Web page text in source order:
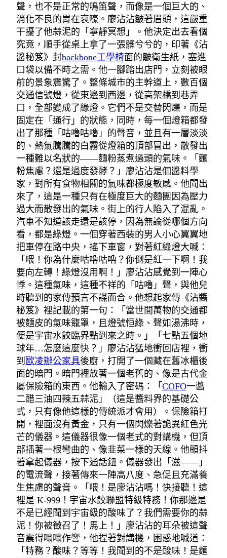
聲，也不是正常的鳴笛聲，而像是一個巨大的、
消化不良的胃在哀嚎。廖沾沾皺著眉頭，這嚴重
干擾了他蒜泥的「寧靜冥想」。他決定出去看個
究竟，順手從桌上拿了一張髒兮兮的，印著《沾
醬秘笈》封backbone工學椅面的皺衛生紙，塞進
口袋以備不時之需。他一腳踏出店門，立刻被眼
前的景象震驚了。整條城市的主幹道上，數百個
交通信號燈，從東邊到西邊，從高架橋到巷弄
口，全部變成了綠燈。它們不是交替閃爍，而是
固定在「通行」的狀態，同時，每一個燈箱都發
出了那種「咕嚕咕嚕」的聲音，並且有一層淡淡
的、熱氣騰騰的白霧從燈箱的頂部冒出，散發出
一種難以名狀的——麵粉蒸煮過頭的氣味。「麵
粉焦慮？還是過度發酵？」廖沾沾是個醬料學
家，對所有食物相關的氣味都極度敏感。他聞出
來了，這是一種只有在極度巨大的麵團因為壓力
過大而散發出的氣味。街上的行人陷入了混亂。
汽車不知道該走還是該停，因為無論從哪個方向
看，都是綠燈。一個穿著西裝的男人小心翼翼地
把車停在路中央，搖下車窗，對著紅綠燈大喊：
「喂！你為什麼咕嚕咕嚕？你倒是紅一下啊！我
要向左轉！綠燈沒用啊！」廖沾沾感覺到一陣心
悸。這種氣味，這種不祥的「咕嚕」聲，與他兒
時聽到的家傳預言不謀而合。他想起家傳《沾醬
秘笈》裡記載的第一句：「當世間萬物的交通都
被麵皮的氣味籠罩，且燈號恒綠、聲如湯沸時，
便是宇宙水餃臨界點到來之時。」「七點五個地
球年…怎麼這麼快？」廖沾沾猛地衝回店裡，衝
到 歐凌辦公家具後廚，打開了一個藏在舊冰櫃後
面的暗門。暗門裡放著一個老舊的、像是古代金
屬保險箱的東西。他輸入了密碼：「 COFO一醬
二醋三油四辣五蒜泥」（這是醬料界的基礎公
式，只有像他這樣的傳統派才會用）。保險箱打
開，裡面沒有黃金，只有一個閃爍著詭異紅色光
芒的儀器。這儀器很像一個老式的對講機，但頂
部插著一根彎曲的、像韭菜一樣的天線。他顫抖
著拿起儀器，按下通話鈕。儀器發出「滋——」
的電流聲，接著傳來一陣高八度、急促且充滿養
生焦慮的聲音。「喂！是廖沾沾嗎！快接聽！這
裡是 K-999！宇宙水餃聯盟特級特務！你那邊是
不是已經聞到宇宙級的酸味了？我們需要你的蒜
泥！你被徵召了！馬上！」廖沾沾的耳朵被這聲
音震得嗡嗡作響，他捏著對講機，困惑地喊道：
「特務？酸味？等等！我聞到的不是酸味！是麵